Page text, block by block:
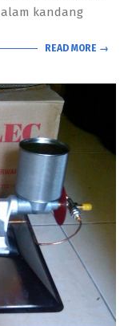
kandang
READ MORE →